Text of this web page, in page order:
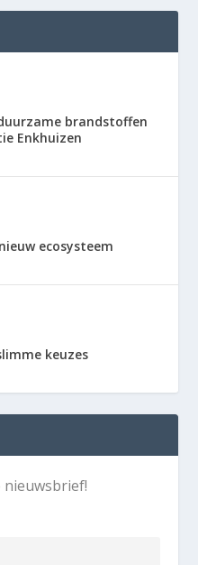
brandstoffen
Enkhuizen
ecosysteem
keuzes
nieuwsbrief!